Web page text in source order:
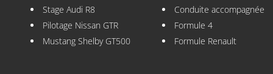
Stage Audi R8
Pilotage Nissan GTR
Mustang Shelby GT500
Conduite accompagnée
Formule 4
Formule Renault